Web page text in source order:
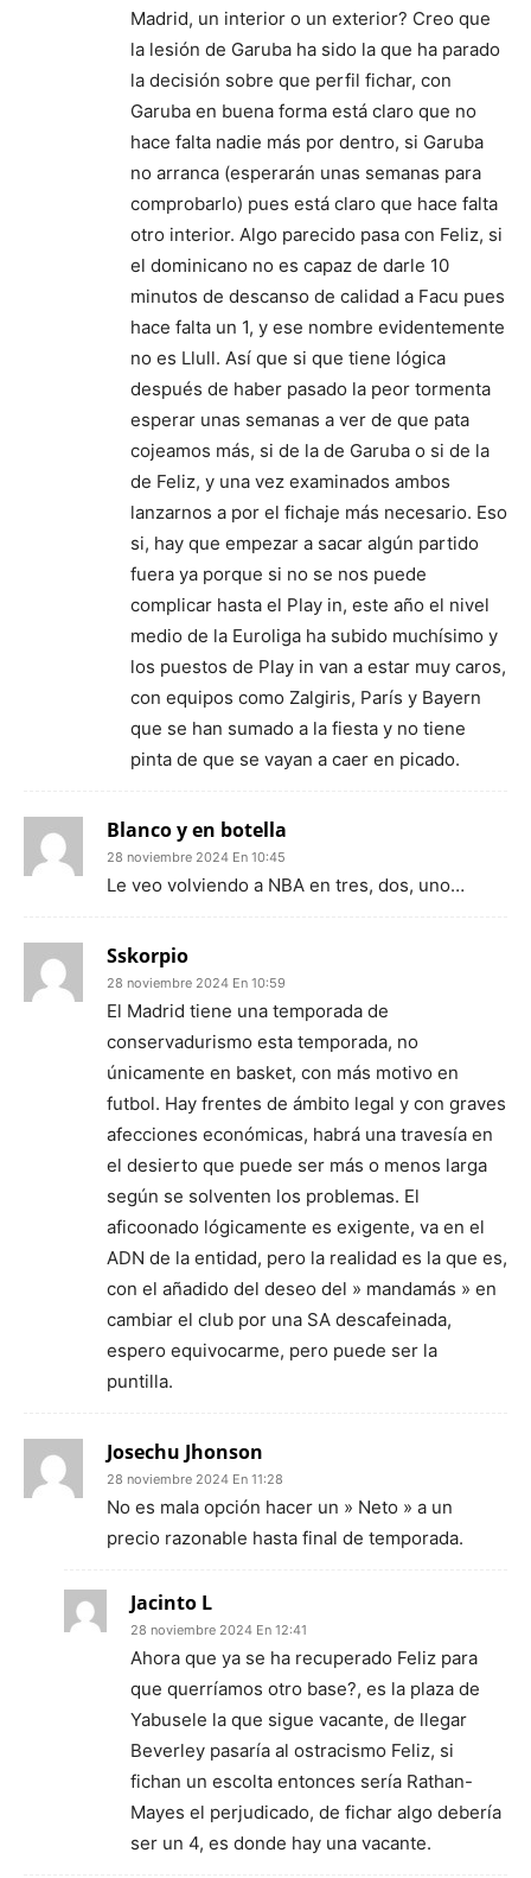
Madrid, un interior o un exterior? Creo que
la lesión de Garuba ha sido la que ha parado
la decisión sobre que perfil fichar, con
Garuba en buena forma está claro que no
hace falta nadie más por dentro, si Garuba
no arranca (esperarán unas semanas para
comprobarlo) pues está claro que hace falta
otro interior. Algo parecido pasa con Feliz, si
el dominicano no es capaz de darle 10
minutos de descanso de calidad a Facu pues
hace falta un 1, y ese nombre evidentemente
no es Llull. Así que si que tiene lógica
después de haber pasado la peor tormenta
esperar unas semanas a ver de que pata
cojeamos más, si de la de Garuba o si de la
de Feliz, y una vez examinados ambos
lanzarnos a por el fichaje más necesario. Eso
si, hay que empezar a sacar algún partido
fuera ya porque si no se nos puede
complicar hasta el Play in, este año el nivel
medio de la Euroliga ha subido muchísimo y
los puestos de Play in van a estar muy caros,
con equipos como Zalgiris, París y Bayern
que se han sumado a la fiesta y no tiene
pinta de que se vayan a caer en picado.
Blanco y en botella
28 noviembre 2024 En 10:45
Le veo volviendo a NBA en tres, dos, uno…
Sskorpio
28 noviembre 2024 En 10:59
El Madrid tiene una temporada de
conservadurismo esta temporada, no
únicamente en basket, con más motivo en
futbol. Hay frentes de ámbito legal y con graves
afecciones económicas, habrá una travesía en
el desierto que puede ser más o menos larga
según se solventen los problemas. El
aficoonado lógicamente es exigente, va en el
ADN de la entidad, pero la realidad es la que es,
con el añadido del deseo del » mandamás » en
cambiar el club por una SA descafeinada,
espero equivocarme, pero puede ser la
puntilla.
Josechu Jhonson
28 noviembre 2024 En 11:28
No es mala opción hacer un » Neto » a un
precio razonable hasta final de temporada.
Jacinto L
28 noviembre 2024 En 12:41
Ahora que ya se ha recuperado Feliz para
que querríamos otro base?, es la plaza de
Yabusele la que sigue vacante, de llegar
Beverley pasaría al ostracismo Feliz, si
fichan un escolta entonces sería Rathan-
Mayes el perjudicado, de fichar algo debería
ser un 4, es donde hay una vacante.